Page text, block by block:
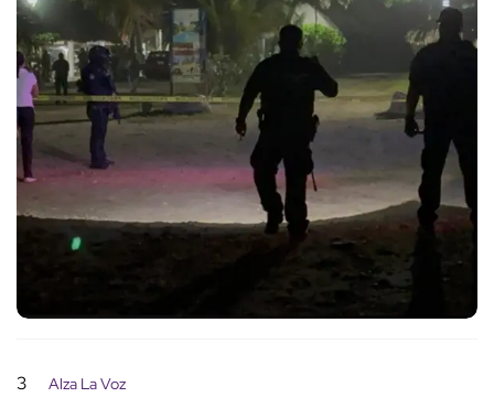
3 Alza La Voz